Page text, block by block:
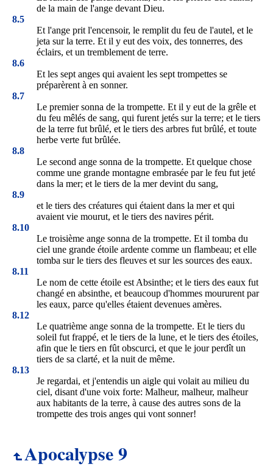
de la main de l'ange devant Dieu.
8.5
Et l'ange prit l'encensoir, le remplit du feu de l'autel, et le
jeta sur la terre. Et il y eut des voix, des tonnerres, des
éclairs, et un tremblement de terre.
8.6
Et les sept anges qui avaient les sept trompettes se
préparèrent à en sonner.
8.7
Le premier sonna de la trompette. Et il y eut de la grêle et
du feu mêlés de sang, qui furent jetés sur la terre; et le tiers
de la terre fut brûlé, et le tiers des arbres fut brûlé, et toute
herbe verte fut brûlée.
8.8
Le second ange sonna de la trompette. Et quelque chose
comme une grande montagne embrasée par le feu fut jeté
dans la mer; et le tiers de la mer devint du sang,
8.9
et le tiers des créatures qui étaient dans la mer et qui
avaient vie mourut, et le tiers des navires périt.
8.10
Le troisième ange sonna de la trompette. Et il tomba du
ciel une grande étoile ardente comme un flambeau; et elle
tomba sur le tiers des fleuves et sur les sources des eaux.
8.11
Le nom de cette étoile est Absinthe; et le tiers des eaux fut
changé en absinthe, et beaucoup d'hommes moururent par
les eaux, parce qu'elles étaient devenues amères.
8.12
Le quatrième ange sonna de la trompette. Et le tiers du
soleil fut frappé, et le tiers de la lune, et le tiers des étoiles,
afin que le tiers en fût obscurci, et que le jour perdît un
tiers de sa clarté, et la nuit de même.
8.13
Je regardai, et j'entendis un aigle qui volait au milieu du
ciel, disant d'une voix forte: Malheur, malheur, malheur
aux habitants de la terre, à cause des autres sons de la
trompette des trois anges qui vont sonner!
Apocalypse 9